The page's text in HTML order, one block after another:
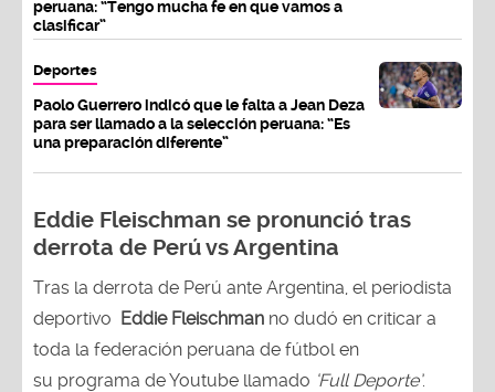
peruana: “Tengo mucha fe en que vamos a
clasificar”
Deportes
Paolo Guerrero indicó que le falta a Jean Deza
para ser llamado a la selección peruana: “Es
una preparación diferente”
Eddie Fleischman se pronunció tras
derrota de Perú vs Argentina
Tras la derrota de Perú ante Argentina, el periodista
deportivo Eddie Fleischman no dudó en criticar a
toda la federación peruana de fútbol en
su programa de Youtube llamado ‘Full Deporte’.